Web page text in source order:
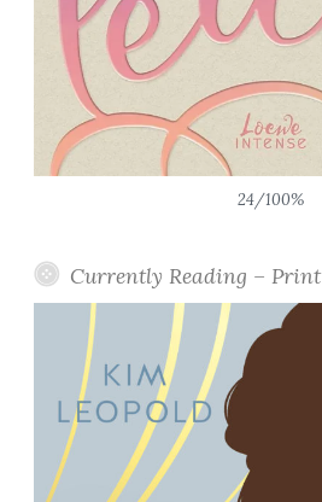
24/100%
Currently Reading – Print